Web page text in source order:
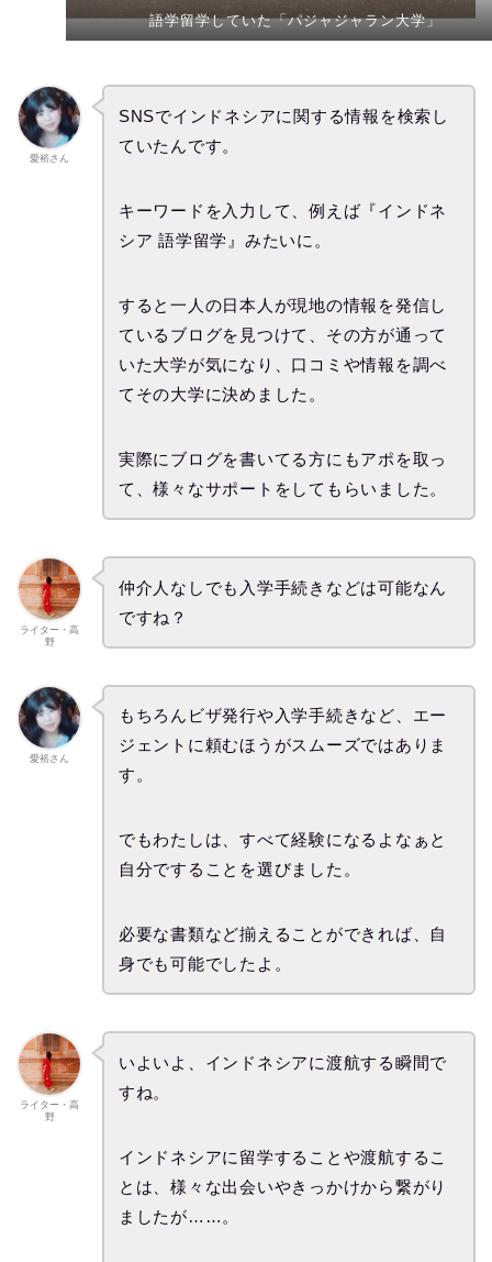
語学留学していた「パジャジャラン大学」
愛裕さん
SNSでインドネシアに関する情報を検索し
ていたんです。
キーワードを入力して、例えば『インドネ
シア 語学留学』みたいに。
すると一人の日本人が現地の情報を発信し
ているブログを見つけて、その方が通って
いた大学が気になり、口コミや情報を調べ
てその大学に決めました。
実際にブログを書いてる方にもアポを取っ
て、様々なサポートをしてもらいました。
ライター・高
野
仲介人なしでも入学手続きなどは可能なん
ですね？
愛裕さん
もちろんビザ発行や入学手続きなど、エー
ジェントに頼むほうがスムーズではありま
す。
でもわたしは、すべて経験になるよなぁと
自分ですることを選びました。
必要な書類など揃えることができれば、自
身でも可能でしたよ。
ライター・高
野
いよいよ、インドネシアに渡航する瞬間で
すね。
インドネシアに留学することや渡航するこ
とは、様々な出会いやきっかけから繋がり
ましたが……。